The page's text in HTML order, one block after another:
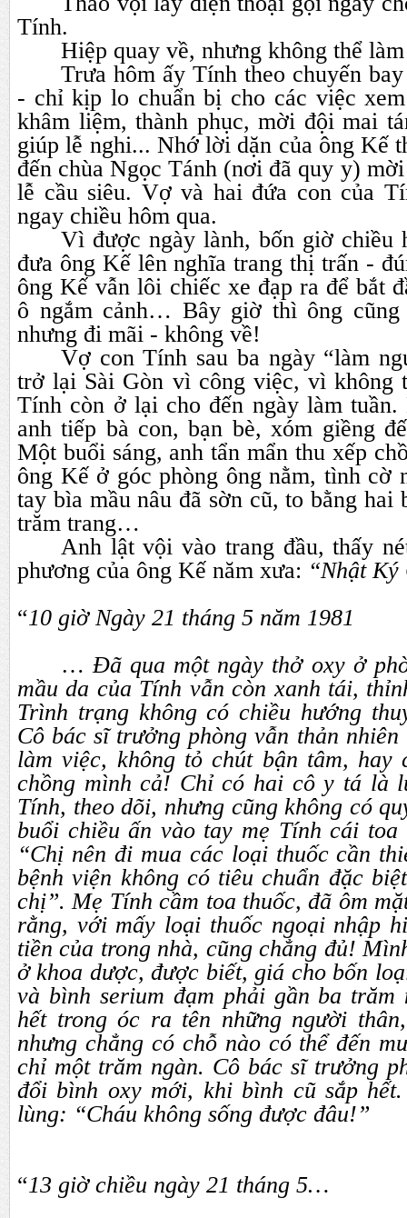
Tính.
Hiệp quay về, nhưng không thể
Trưa hôm ấy Tính theo chuyến
- chỉ kịp lo chuẩn bị cho các việc
khâm liệm, thành phục, mời đội mai
giúp lễ nghi... Nhớ lời dặn của ông Kế
đến chùa Ngọc Tánh (nơi đã quy y)
lễ cầu siêu. Vợ và hai đứa con của
ngay chiều hôm qua.
Vì được ngày lành, bốn giờ chiều
đưa ông Kế lên nghĩa trang thị trấn -
ông Kế vẫn lôi chiếc xe đạp ra để bắt
ô ngắm cảnh… Bây giờ thì ông cũng
nhưng đi mãi - không về!
Vợ con Tính sau ba ngày “làm
trở lại Sài Gòn vì công việc, vì không
Tính còn ở lại cho đến ngày làm
anh tiếp bà con, bạn bè, xóm giềng
Một buổi sáng, anh tẩn mẩn thu xếp
ông Kế ở góc phòng ông nằm, tình cờ
tay bìa mầu nâu đã sờn cũ, to bằng hai
trăm trang…
Anh lật vội vào trang đầu, thấy
phương của ông Kế năm xưa: “Nhật
“10 giờ Ngày 21 tháng 5 năm 1981
…Đã qua một ngày thở oxy ở
mầu da của Tính vẫn còn xanh tái,
Trình trạng không có chiều hướng
Cô bác sĩ trưởng phòng vẫn thản
làm việc, không tỏ chút bận tâm,
chồng mình cả! Chỉ có hai cô y tá là
Tính, theo dõi, nhưng cũng không có
buổi chiều ấn vào tay mẹ Tính cái
“Chị nên đi mua các loại thuốc cần
bệnh viện không có tiêu chuẩn đặc
chị”. Mẹ Tính cầm toa thuốc, đã ôm
rằng, với mấy loại thuốc ngoại nhập
tiền của trong nhà, cũng chẳng đủ!
ở khoa dược, được biết, giá cho bốn
và bình serium đạm phải gần ba
hết trong óc ra tên những người
nhưng chẳng có chỗ nào có thể đến
chỉ một trăm ngàn. Cô bác sĩ trưởng
đổi bình oxy mới, khi bình cũ sắp
lùng: “Cháu không sống được đâu!”
“13 giờ chiều ngày 21 tháng 5…